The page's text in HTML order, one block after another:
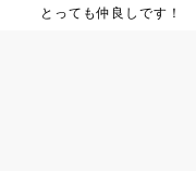
とっても仲良しです！